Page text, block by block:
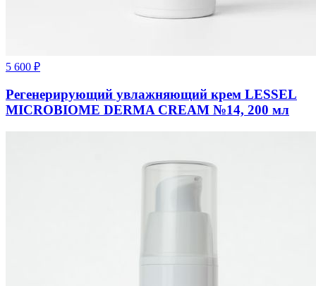
5 600 ₽
Регенерирующий увлажняющий крем LESSEL
MICROBIOME DERMA CREAM №14, 200 мл